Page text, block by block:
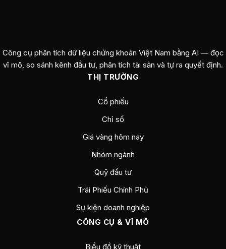
Công cụ phân tích dữ liệu chứng khoán Việt Nam bằng AI — đọc
vĩ mô, so sánh kênh đầu tư, phân tích tài sản và tự ra quyết định.
THỊ TRƯỜNG
Cổ phiếu
Chỉ số
Giá vàng hôm nay
Nhóm ngành
Quỹ đầu tư
Trái Phiếu Chính Phủ
Sự kiện doanh nghiệp
CÔNG CỤ & VĨ MÔ
Biểu đồ kỹ thuật